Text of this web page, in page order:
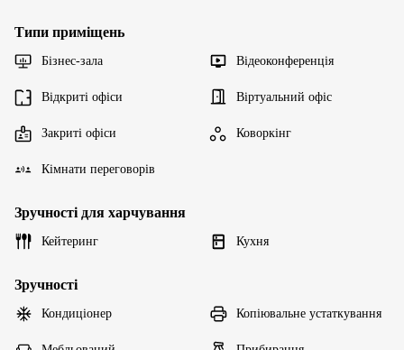
Типи приміщень
Бізнес-зала Відеоконференція
Відкриті офіси Віртуальний офіс
Закриті офіси Коворкінг
Кімнати переговорів
Зручності для харчування
Кейтеринг Кухня
Зручності
Кондиціонер Копіювальне устаткування